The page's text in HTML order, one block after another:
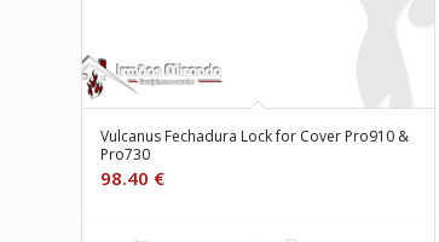
Vulcanus Fechadura Lock for Cover Pro910 &
Pro730
98.40 €